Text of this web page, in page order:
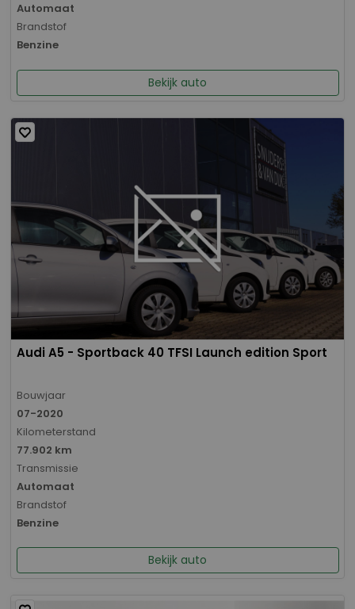
Automaat
Brandstof
Benzine
Bekijk auto
Audi A5 - Sportback 40 TFSI Launch edition Sport
Bouwjaar
07-2020
Kilometerstand
77.902 km
Transmissie
Automaat
Brandstof
Benzine
Bekijk auto